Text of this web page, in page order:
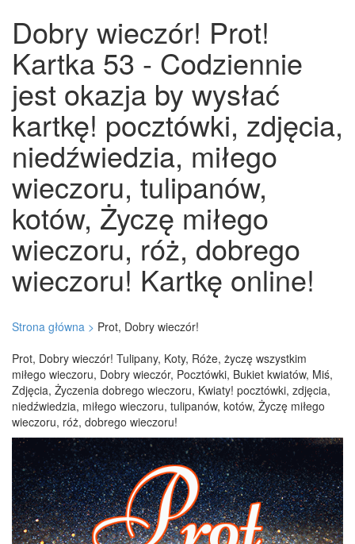
Dobry wieczór! Prot!
Kartka 53 - Codziennie
jest okazja by wysłać
kartkę! pocztówki, zdjęcia,
niedźwiedzia, miłego
wieczoru, tulipanów,
kotów, Życzę miłego
wieczoru, róż, dobrego
wieczoru! Kartkę online!
Strona główna > Prot, Dobry wieczór!
Prot, Dobry wieczór! Tulipany, Koty, Róże, życzę wszystkim
miłego wieczoru, Dobry wieczór, Pocztówki, Bukiet kwiatów, Miś,
Zdjęcia, Życzenia dobrego wieczoru, Kwiaty! pocztówki, zdjęcia,
niedźwiedzia, miłego wieczoru, tulipanów, kotów, Życzę miłego
wieczoru, róż, dobrego wieczoru!